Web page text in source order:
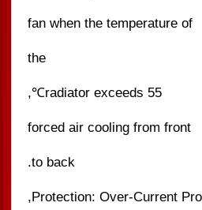
fan when the temperature of
the
radiator exceeds 55℃,
forced air cooling from front
to back.
Protection: Over-Current